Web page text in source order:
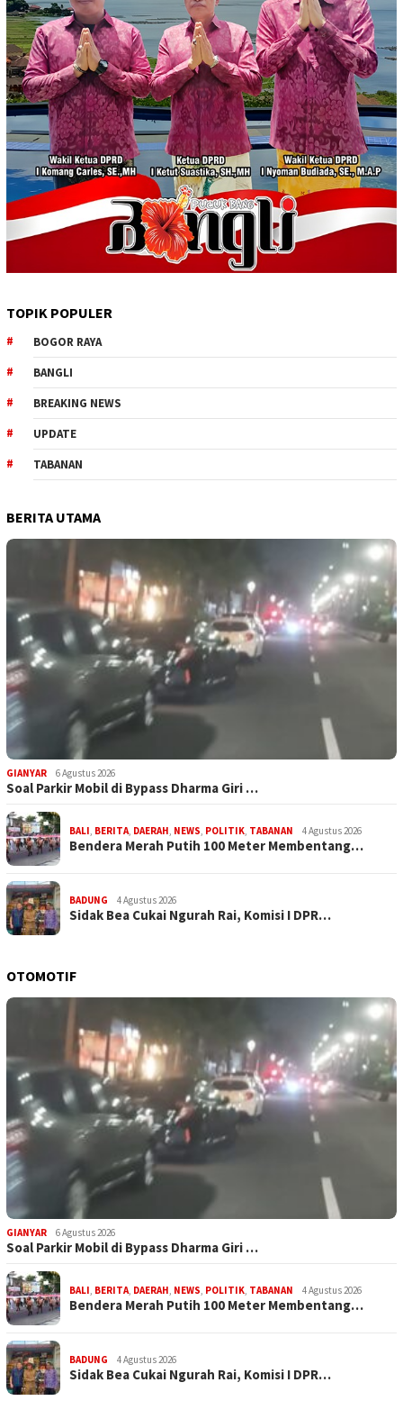
TOPIK POPULER
BOGOR RAYA
BANGLI
BREAKING NEWS
UPDATE
TABANAN
BERITA UTAMA
GIANYAR 6 Agustus 2026
Soal Parkir Mobil di Bypass Dharma Giri …
BALI, BERITA, DAERAH, NEWS, POLITIK, TABANAN 4 Agustus 2026
Bendera Merah Putih 100 Meter Membentang…
BADUNG 4 Agustus 2026
Sidak Bea Cukai Ngurah Rai, Komisi I DPR…
OTOMOTIF
GIANYAR 6 Agustus 2026
Soal Parkir Mobil di Bypass Dharma Giri …
BALI, BERITA, DAERAH, NEWS, POLITIK, TABANAN 4 Agustus 2026
Bendera Merah Putih 100 Meter Membentang…
BADUNG 4 Agustus 2026
Sidak Bea Cukai Ngurah Rai, Komisi I DPR…